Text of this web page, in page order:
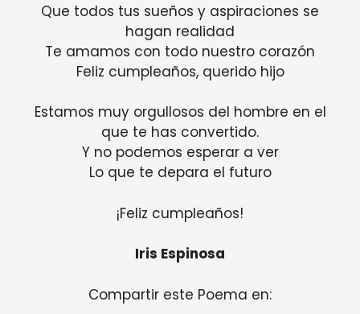
Que todos tus sueños y aspiraciones se
hagan realidad
Te amamos con todo nuestro corazón
Feliz cumpleaños, querido hijo
Estamos muy orgullosos del hombre en el
que te has convertido.
Y no podemos esperar a ver
Lo que te depara el futuro
¡Feliz cumpleaños!
Iris Espinosa
Compartir este Poema en: